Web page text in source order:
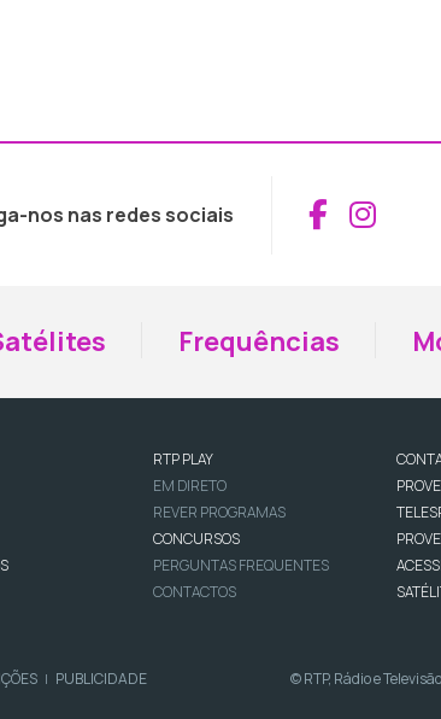
nos nas redes sociais
Frequências
RTP PLAY
EM DIRETO
REVER PROGRAMAS
CONCURSOS
PERGUNTAS FREQUENTES
CONTACTOS
| PUBLICIDADE © RTP, Rádio e